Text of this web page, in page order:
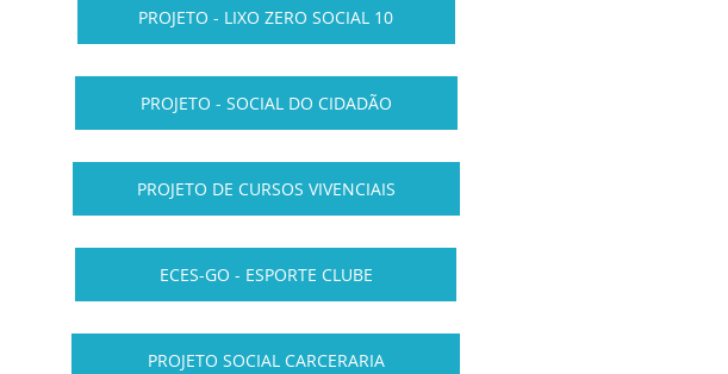
PROJETO - LIXO ZERO SOCIAL 10
PROJETO - SOCIAL DO CIDADÃO
PROJETO DE CURSOS VIVENCIAIS
ECES-GO - ESPORTE CLUBE
PROJETO SOCIAL CARCERARIA